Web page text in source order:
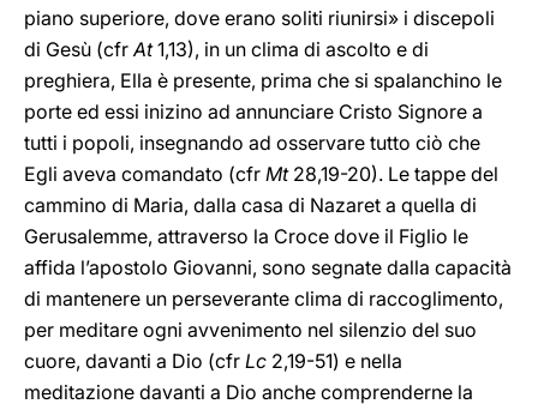
piano superiore, dove erano soliti riunirsi» i discepoli
di Gesù (cfrAt1,13), in un clima di ascolto e di
preghiera, Ella è presente, prima che si spalanchino le
porte ed essi inizino ad annunciare Cristo Signore a
tutti i popoli, insegnando ad osservare tutto ciò che
Egli aveva comandato (cfr Mt28,19-20). Le tappe del
cammino di Maria, dalla casa di Nazaret a quella di
Gerusalemme, attraverso la Croce dove il Figlio le
affida l’apostolo Giovanni, sono segnate dalla capacità
di mantenere un perseverante clima di raccoglimento,
per meditare ogni avvenimento nel silenzio del suo
cuore, davanti a Dio (cfr Lc 2,19-51) e nella
meditazione davanti a Dio anche comprenderne la